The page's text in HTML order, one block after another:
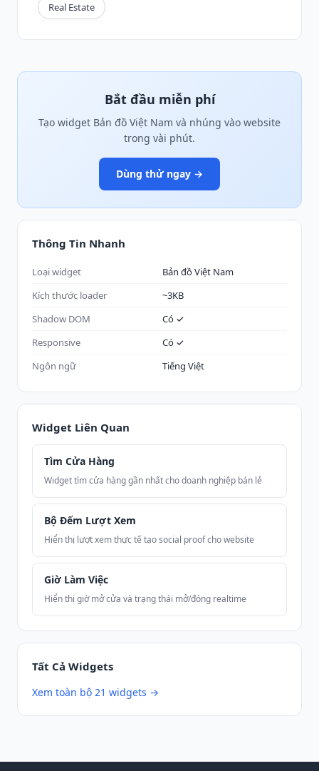
Real Estate
Bắt đầu miễn phí
Tạo widget Bản đồ Việt Nam và nhúng vào website
trong vài phút.
Dùng thử ngay →
Thông Tin Nhanh
Loại widget
Bản đồ Việt Nam
Kích thước loader
~3KB
Shadow DOM
Có ✓
Responsive
Có ✓
Ngôn ngữ
Tiếng Việt
Widget Liên Quan
Tìm Cửa Hàng
Widget tìm cửa hàng gần nhất cho doanh nghiệp bán lẻ
Bộ Đếm Lượt Xem
Hiển thị lượt xem thực tế tạo social proof cho website
Giờ Làm Việc
Hiển thị giờ mở cửa và trạng thái mở/đóng realtime
Tất Cả Widgets
Xem toàn bộ 21 widgets →